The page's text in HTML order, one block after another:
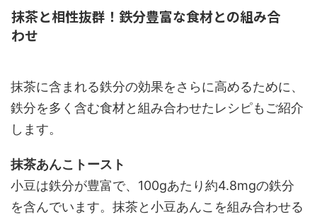
抹茶と相性抜群！鉄分豊富な食材との組み合
わせ
抹茶に含まれる鉄分の効果をさらに高めるために、
鉄分を多く含む食材と組み合わせたレシピもご紹介
します。
抹茶あんこトースト
小豆は鉄分が豊富で、100gあたり約4.8mgの鉄分
を含んでいます。抹茶と小豆あんこを組み合わせる